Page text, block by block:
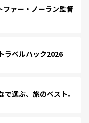
ァー・ノーラン監督
ラベルハック2026
選ぶ、旅のベスト。